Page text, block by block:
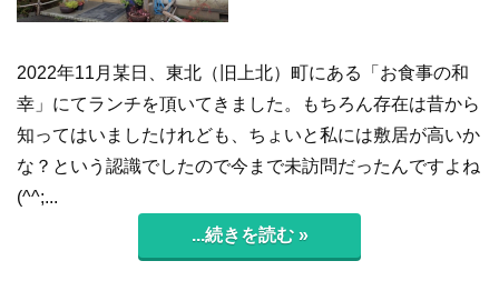
2022年11月某日、東北（旧上北）町にある「お食事の和
幸」にてランチを頂いてきました。もちろん存在は昔から
知ってはいましたけれども、ちょいと私には敷居が高いか
な？という認識でしたので今まで未訪問だったんですよね
(^^;...
...続きを読む »